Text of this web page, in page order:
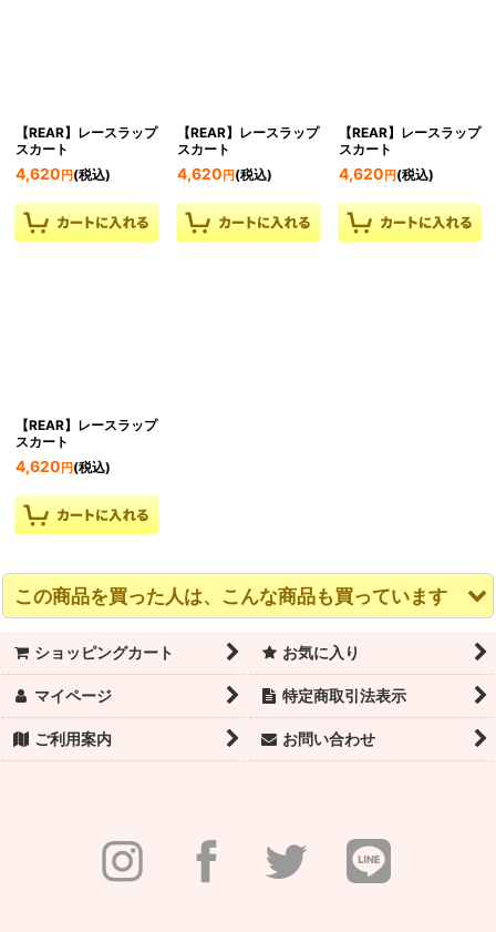
【REAR】レースラップ
スカート
4,620 円 (税込)
【REAR】レースラップ
スカート
4,620 円(税込)
【REAR】レースラップ
スカート
4,620 円(税込)
【REAR】レースラップ
スカート
4,620 円 (税込)
この商品を買った人は、こんな商品も買っています
ショッピングカート お気に入り
マイページ 特定商取引法表示
ご利用案内 お問い合わせ